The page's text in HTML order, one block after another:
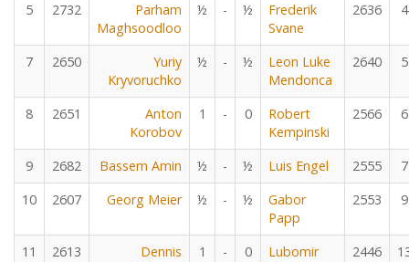
5 2732
Parham
Maghsoodloo
½ - ½
Frederik
Svane
2636 4
7 2650
Yuriy
Kryvoruchko
½ - ½
Leon Luke
Mendonca
2640 5
8 2651
Anton
Korobov
1 - 0
Robert
Kempinski
2566 6
9 2682 Bassem Amin ½ - ½ Luis Engel 2555
7
10
2607 Georg Meier ½ - ½
Gabor
Papp
2553 9
11 2613
Dennis
1 - 0
Lubomir
2446